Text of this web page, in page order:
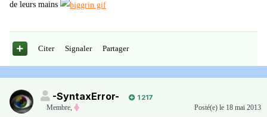
de leurs mains
Citer Signaler Partager
-SyntaxError-
1 217
Membre, Posté(e) le 18 mai 2013